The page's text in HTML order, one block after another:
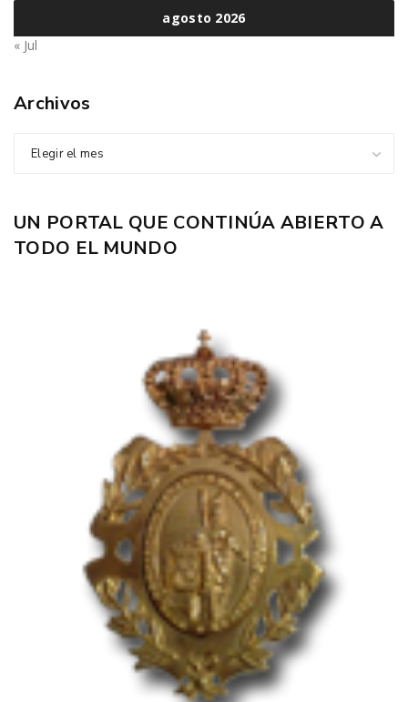
agosto 2026
« Jul
Archivos
Elegir el mes
UN PORTAL QUE CONTINÚA ABIERTO A
TODO EL MUNDO